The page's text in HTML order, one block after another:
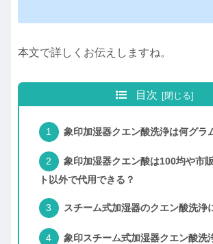
本文で詳しくお伝えしますね。
目次
象印加湿器クエン酸洗浄は何グラ
象印加湿器クエン酸は100均や市
ト以外で代用できる？
スチーム式加湿器のクエン酸洗浄
象印スチーム式加湿器クエン酸洗